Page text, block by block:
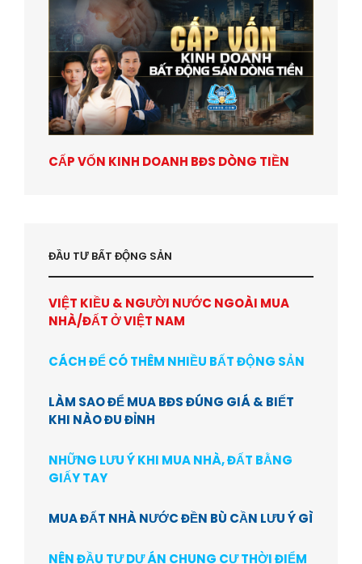
CẤP VỐN KINH DOANH BĐS DÒNG TIỀN
ĐẦU TƯ BẤT ĐỘNG SẢN
VIỆT KIỀU & NGƯỜI NƯỚC NGOÀI MUA
NHÀ/ĐẤT Ở VIỆT NAM
CÁCH ĐỂ CÓ THÊM NHIỀU BẤT ĐỘNG SẢN
LÀM SAO ĐỂ MUA BĐS ĐÚNG GIÁ & BIẾT
KHI NÀO ĐU ĐỈNH
NHỮNG LƯU Ý KHI MUA NHÀ, ĐẤT BẰNG
GIẤY TAY
MUA ĐẤT NHÀ NƯỚC ĐỀN BÙ CẦN LƯU Ý GÌ
NÊN ĐẦU TƯ DỰ ÁN CHUNG CƯ THỜI ĐIỂM